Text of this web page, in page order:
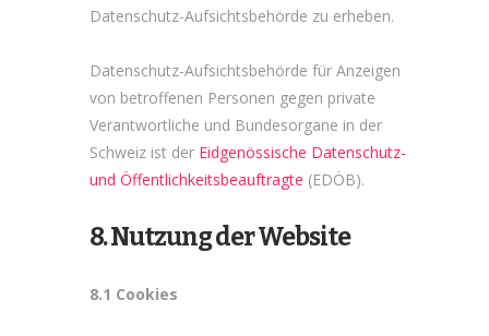
Datenschutz-Aufsichtsbehörde zu erheben.
Datenschutz-Aufsichtsbehörde für Anzeigen
von betroffenen Personen gegen private
Verantwortliche und Bundesorgane in der
Schweiz ist der Eidgenössische Datenschutz-
und Öffentlichkeits­beauftragte (EDÖB).
8. Nutzung der Website
8.1 Cookies